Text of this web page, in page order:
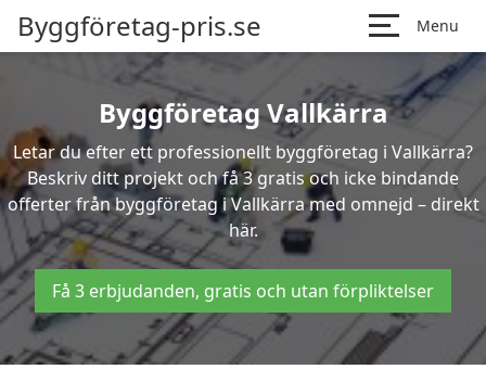
Byggföretag-pris.se Menu
Byggföretag Vallkärra
Letar du efter ett professionellt byggföretag i Vallkärra?
Beskriv ditt projekt och få 3 gratis och icke bindande
offerter från byggföretag i Vallkärra med omnejd – direkt
här.
Få 3 erbjudanden, gratis och utan förpliktelser